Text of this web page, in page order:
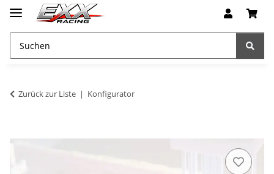
Zurück zur Liste Konfigurator